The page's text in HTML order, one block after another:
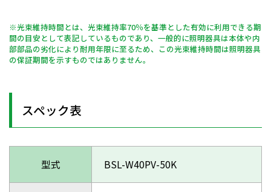
※光束維持時間とは、光束維持率70％を基準とした有効に利用できる期
間の目安として表記しているものであり、一般的に照明器具は本体や内
部部品の劣化により耐用年限に至るため、この光束維持時間は照明器具
の保証期間を示すものではありません。
スペック表
型式 BSL-W40PV-50K